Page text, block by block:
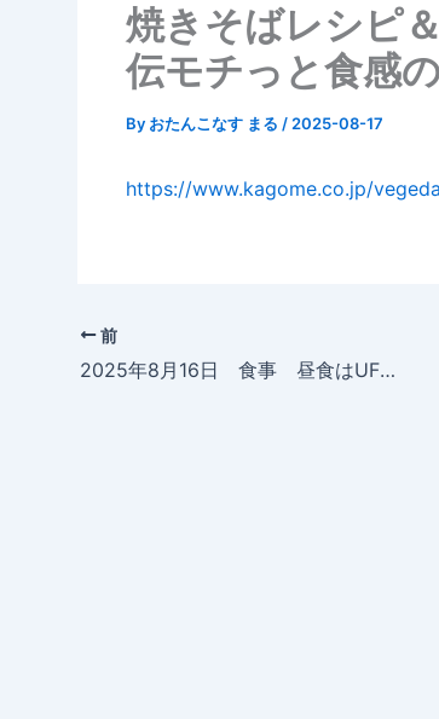
焼きそばレシピ
伝モチっと食感
By おたんこなす まる / 2025-08-17
https://www.kagome.co.jp/
前
2025年8月16日 食事 昼食はUFO 焼きそばミニ 夕食は炒飯